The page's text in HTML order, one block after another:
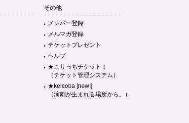
その他
メンバー登録
メルマガ登録
チケットプレゼント
ヘルプ
★こりっちチケット！
（チケット管理システム）
★keicoba [new!]
（演劇が生まれる場所から。）